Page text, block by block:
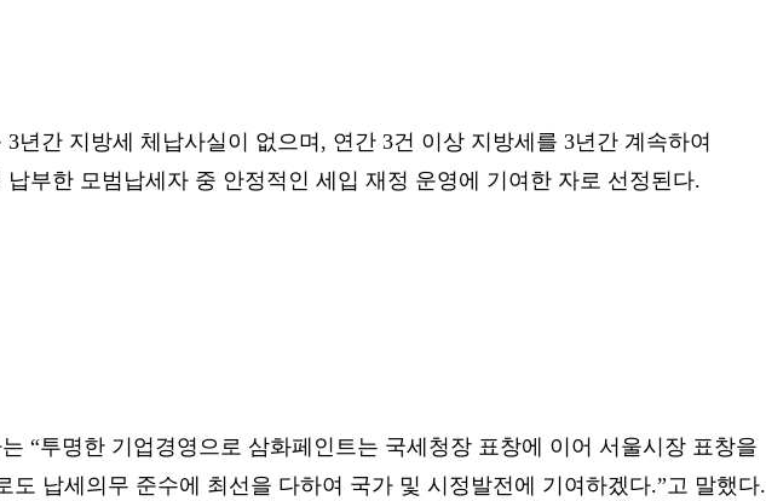
년간 지방세 체납사실이 없으며, 연간 3건 이상 지방세를 3년간 계속하여
납부한 모범납세자 중 안정적인 세입 재정 운영에 기여한 자로 선정된다.
“투명한 기업경영으로 삼화페인트는 국세청장 표창에 이어 서울시장 표창을
도 납세의무 준수에 최선을 다하여 국가 및 시정발전에 기여하겠다.”고 말했다.